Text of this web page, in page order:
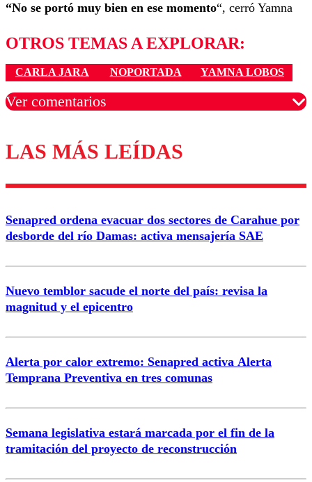
“No se portó muy bien en ese momento“, cerró Yamna
OTROS TEMAS A EXPLORAR:
CARLA JARA NOPORTADA YAMNA LOBOS
Ver comentarios
Los comentarios son moderados para garantizar un
diálogo respetuoso.
Nombre
Correo
LAS MÁS LEÍDAS
Senapred ordena evacuar dos sectores de Carahue por
desborde del río Damas: activa mensajería SAE
Nuevo temblor sacude el norte del país: revisa la
magnitud y el epicentro
Alerta por calor extremo: Senapred activa Alerta
Temprana Preventiva en tres comunas
Semana legislativa estará marcada por el fin de la
tramitación del proyecto de reconstrucción